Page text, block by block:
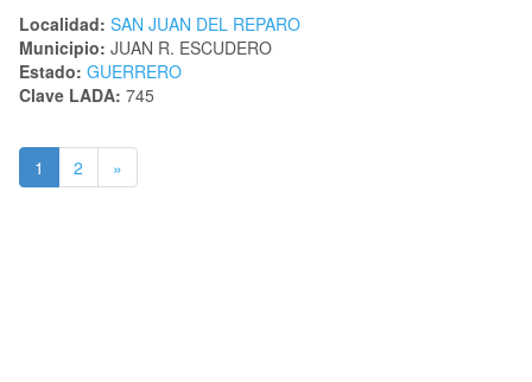
Localidad: SAN JUAN DEL REPARO
Municipio: JUAN R. ESCUDERO
Estado: GUERRERO
Clave LADA: 745
1 2 »